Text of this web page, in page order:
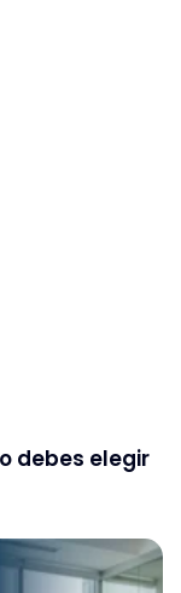
debes elegir